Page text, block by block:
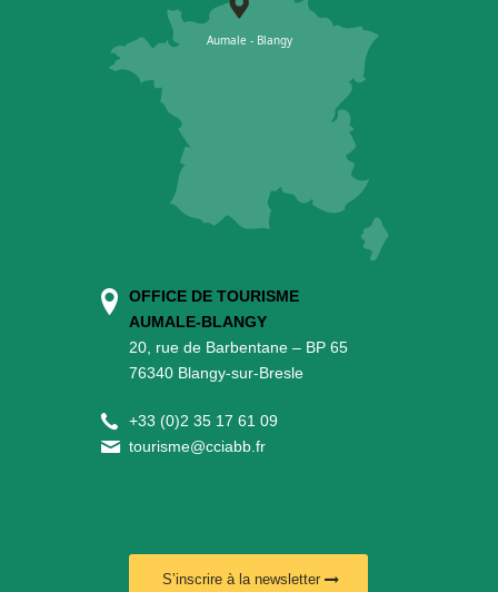
OFFICE DE TOURISME
AUMALE-BLANGY
20, rue de Barbentane – BP 65
76340 Blangy-sur-Bresle
+33 (0)2 35 17 61 09
tourisme@cciabb.fr
S’inscrire à la newsletter